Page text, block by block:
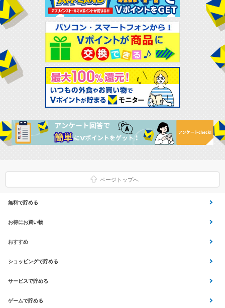
ページトップへ
無料で貯める
ゲーム
Vアンケート
アプリ利用
お得にお買い物
Yahoo!ショッピング
Vサンプル
エコなお買い物
おすすめ
Vくじ
チラシ
aruku&
ショッピングで貯める
Yahoo! JAPANサービス
総合・デパート・TV通販
サービスで貯める
マネー･銀行･保険
ゲームで貯める